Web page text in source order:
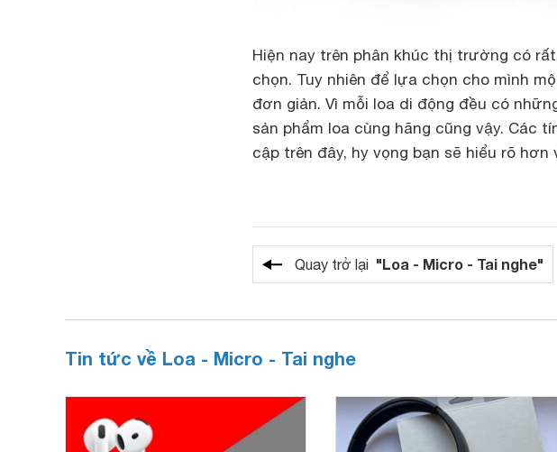
Hiện nay trên phân khúc thị trường có
chọn. Tuy nhiên để lựa chọn cho mình
đơn giản. Vì mỗi loa di động đều có
sản phẩm loa cùng hãng cũng vậy. Các
cập trên đây, hy vọng bạn sẽ hiểu rõ hơn
Quay trở lại "Loa - Micro - Tai nghe"
Tin tức về Loa - Micro - Tai nghe